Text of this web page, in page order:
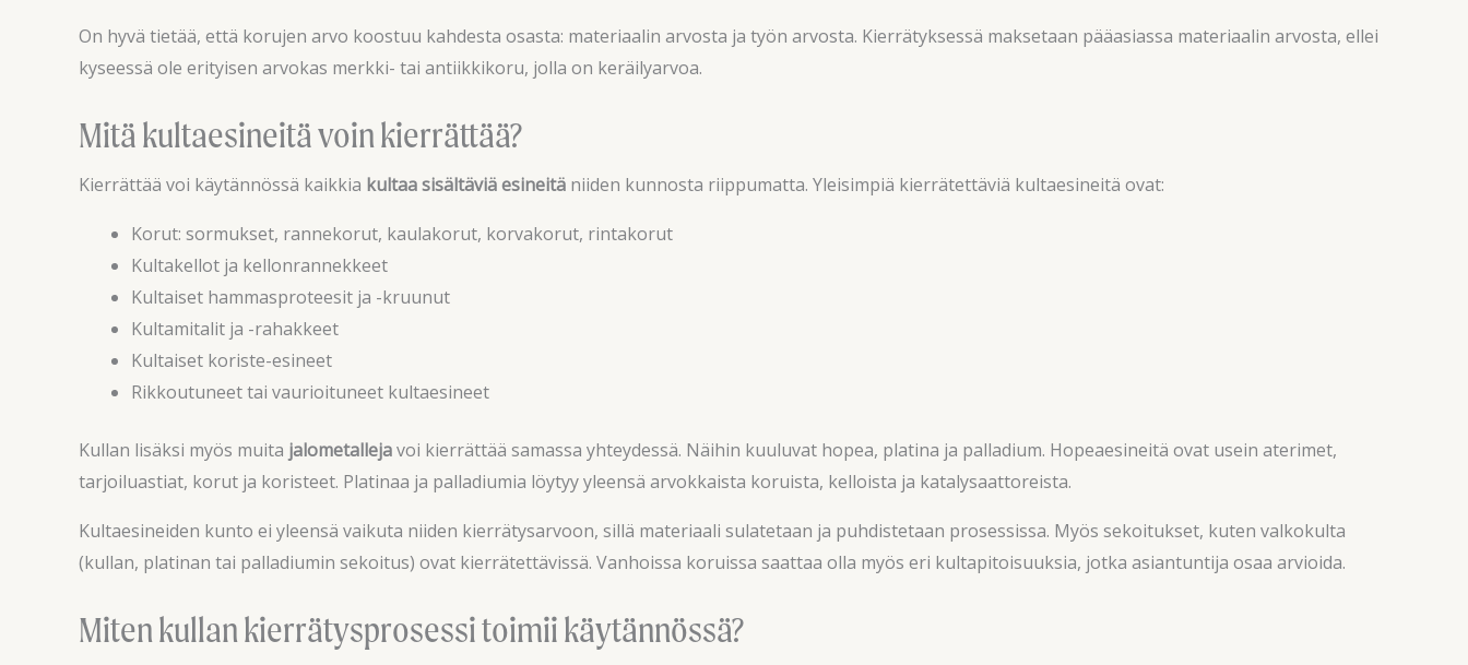
On hyvä tietää, että korujen arvo koostuu kahdesta osasta: materiaalin arvosta ja työn arvosta. Kierrätyksessä maksetaan pääasiassa materiaalin arvosta, ellei
kyseessä ole erityisen arvokas merkki- tai antiikkikoru, jolla on keräilyarvoa.
Mitä kultaesineitä voin kierrättää?
Kierrättää voi käytännössä kaikkia kultaa sisältäviä esineitä niiden kunnosta riippumatta. Yleisimpiä kierrätettäviä kultaesineitä ovat:
Korut: sormukset, rannekorut, kaulakorut, korvakorut, rintakorut
Kultakellot ja kellonrannekkeet
Kultaiset hammasproteesit ja -kruunut
Kultamitalit ja -rahakkeet
Kultaiset koriste-esineet
Rikkoutuneet tai vaurioituneet kultaesineet
Kullan lisäksi myös muita jalometallejavoi kierrättää samassa yhteydessä. Näihin kuuluvat hopea, platina ja palladium. Hopeaesineitä ovat usein aterimet,
tarjoiluastiat, korut ja koristeet. Platinaa ja palladiumia löytyy yleensä arvokkaista koruista, kelloista ja katalysaattoreista.
Kultaesineiden kunto ei yleensä vaikuta niiden kierrätysarvoon, sillä materiaali sulatetaan ja puhdistetaan prosessissa. Myös sekoitukset, kuten valkokulta
(kullan, platinan tai palladiumin sekoitus) ovat kierrätettävissä. Vanhoissa koruissa saattaa olla myös eri kultapitoisuuksia, jotka asiantuntija osaa arvioida.
Miten kullan kierrätysprosessi toimii käytännössä?